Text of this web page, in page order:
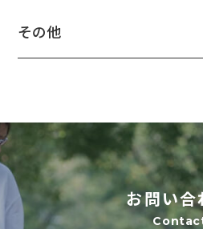
その他
お問い合